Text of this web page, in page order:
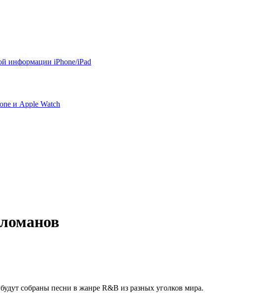
информации iPhone/iPad
и Apple Watch
собраны песни в жанре R&B из разных уголков мира.